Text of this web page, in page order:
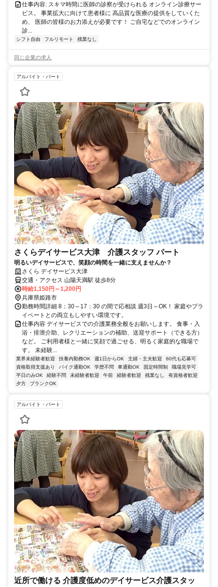
仕事内容: スキマ時間に医師の診察が受けられる オンライン診療サー
ビス。 事業拡大に向けて患者様に 高品質な医療の提供をしていくた
め、 医師の皆様のお力添えが必要です！ ご自宅などでのオンライン
診...
シフト自由 フルリモート 残業なし
同じ企業の求人
アルバイト・パート
さくらデイサービス大津 介護スタッフ パート
明るいデイサービスで、笑顔の時間を一緒に支えませんか？
さくら デイサービス大津
交通・アクセス 山陽天満駅 徒歩8分
時給1,150円～1,200円
兵庫県姫路市
勤務時間詳細 8：30～17：30 の間で応相談 週3日～OK！ 家庭やプラ
イベートとの両立もしやすい環境です。
仕事内容 デイサービスでの介護業務全般をお願いします。 食事・入
浴・排泄介助、レクリエーションの補助、送迎サポート（できる方）
など。 ご利用者様と一緒に笑顔で過ごせる、明るく家庭的な職場で
す。 未経験...
業界未経験者歓迎 扶養内勤務OK 週1日からOK 主婦・主夫歓迎
60代も応募可
資格取得支援あり
バイク通勤OK 学歴不問 車通勤OK 固定時間制
職場見学可
平日のみOK
経験不問 未経験者歓迎 午前 経験者歓迎 残業なし
有資格者歓迎
夕方
ブランクOK
アルバイト・パート
近所で働ける 介護度低めのデイサービス介護スタッ